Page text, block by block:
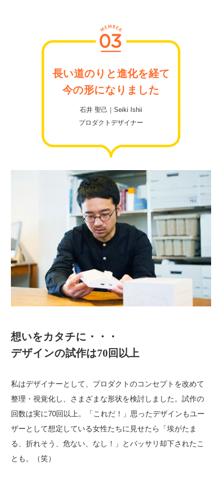
長い道のりと進化を経て
今の形になりました
石井 聖己｜Seiki Ishii
プロダクトデザイナー
想いをカタチに・・・
デザインの試作は70回以上
私はデザイナーとして、プロダクトのコンセプトを改めて
整理・視覚化し、さまざまな形状を検討しました。試作の
回数は実に70回以上。「これだ！」思ったデザインもユー
ザーとして想定している女性たちに見せたら「埃がたま
る、折れそう、危ない、なし！」とバッサリ却下されたこ
とも。（笑）